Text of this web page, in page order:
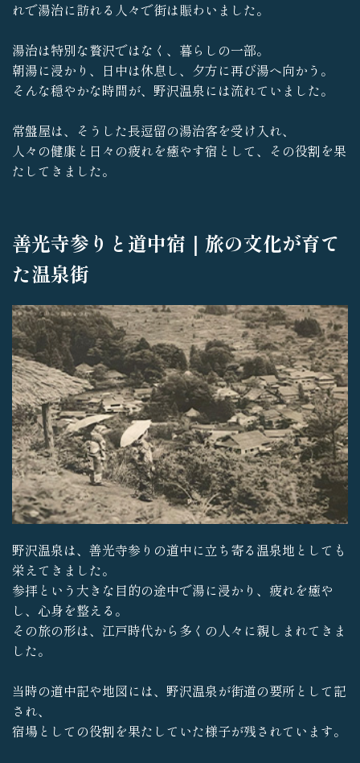
れで湯治に訪れる人々で街は賑わいました。
湯治は特別な贅沢ではなく、暮らしの一部。
朝湯に浸かり、日中は休息し、夕方に再び湯へ向かう。
そんな穏やかな時間が、野沢温泉には流れていました。
常盤屋は、そうした長逗留の湯治客を受け入れ、
人々の健康と日々の疲れを癒やす宿として、その役割を果
たしてきました。
善光寺参りと道中宿｜旅の文化が育て
た温泉街
野沢温泉は、善光寺参りの道中に立ち寄る温泉地としても
栄えてきました。
参拝という大きな目的の途中で湯に浸かり、疲れを癒や
し、心身を整える。
その旅の形は、江戸時代から多くの人々に親しまれてきま
した。
当時の道中記や地図には、野沢温泉が街道の要所として記
され、
宿場としての役割を果たしていた様子が残されています。